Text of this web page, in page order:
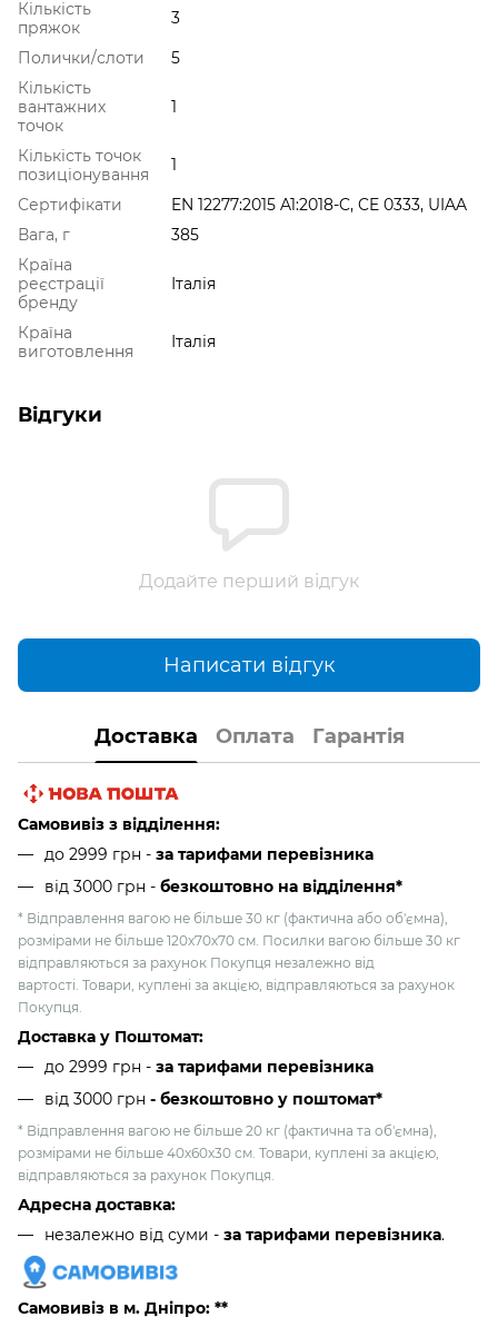
Кількість
пряжок
3
Полички/слоти
5
Кількість
вантажних
точок
1
Кількість точок
позиціонування
1
Сертифікати
EN 12277:2015 A1:2018-C, CE 0333, UIAA
Вага, г
385
Країна
реєстрації
бренду
Італія
Країна
виготовлення
Італія
Відгуки
Додайте перший відгук
Написати відгук
Доставка Оплата Гарантія
Самовивіз з відділення:
до 2999 грн - за тарифами перевізника
від 3000 грн - безкоштовно на відділення*
* Відправлення вагою не більше 30 кг (фактична або об'ємна),
розмірами не більше 120х70х70 см. Посилки вагою більше 30 кг
відправляються за рахунок Покупця незалежно від
вартості. Товари, куплені за акцією, відправляються за рахунок
Покупця.
Доставка у Поштомат:
до 2999 грн - за тарифами перевізника
від 3000 грн - безкоштовно у поштомат*
* Відправлення вагою не більше 20 кг (фактична та об'ємна),
розмірами не більше 40х60х30 см. Товари, куплені за акцією,
відправляються за рахунок Покупця.
Адресна доставка:
незалежно від суми - за тарифами перевізника.
Самовивіз в м. Дніпро: **